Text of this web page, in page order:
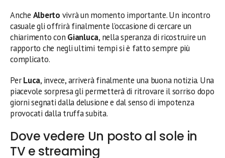
Anche Alberto vivrà un momento importante. Un incontro
casuale gli offrirà finalmente l’occasione di cercare un
chiarimento con Gianluca, nella speranza di ricostruire un
rapporto che negli ultimi tempi si è fatto sempre più
complicato.
PerLuca, invece, arriverà finalmente una buona notizia. Una
piacevole sorpresa gli permetterà di ritrovare il sorriso dopo
giorni segnati dalla delusione e dal senso di impotenza
provocati dalla truffa subita.
Dove vedere Un posto al sole in
TV e streaming